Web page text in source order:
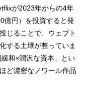
が2023年からの4年
億円）を投資すると発
じることで、ウェブト
する土壌が整っていま
和×潤沢な資本」とい
ど濃密なノワール作品